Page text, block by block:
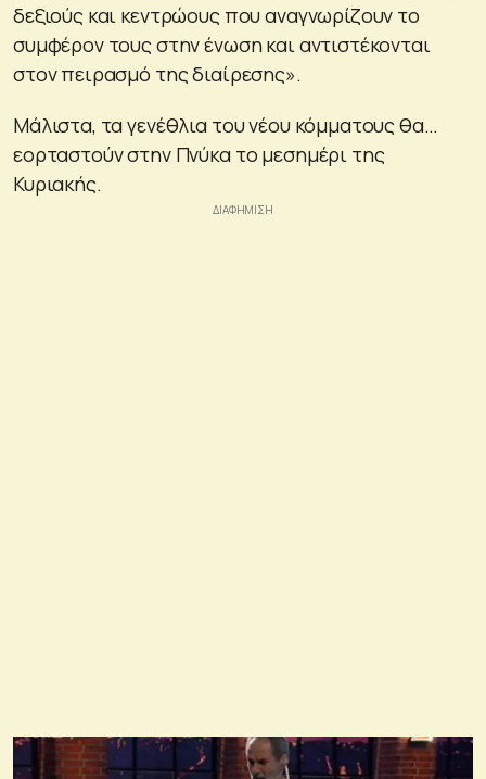
δεξιούς και κεντρώους που αναγνωρίζουν το
συμφέρον τους στην ένωση και αντιστέκονται
στον πειρασμό της διαίρεσης».
Μάλιστα, τα γενέθλια του νέου κόμματους θα…
εορταστούν στην Πνύκα το μεσημέρι της
Κυριακής.